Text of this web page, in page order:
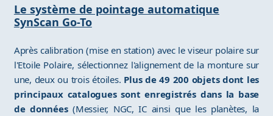
Le système de pointage automatique
SynScan Go-To
Après calibration (mise en station) avec le viseur polaire sur
l'Etoile Polaire, sélectionnez l'alignement de la monture sur
une, deux ou trois étoiles. Plus de 49 200 objets dont les
principaux catalogues sont enregistrés dans la base
de données(Messier, NGC, IC ainsi que les planètes, la